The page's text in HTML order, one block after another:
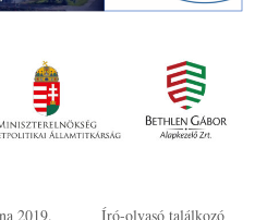
2019. Író-olvasó találkozó